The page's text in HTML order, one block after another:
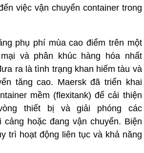
việc vận chuyển container trong
phụ phí mùa cao điểm trên một
và phân khúc hàng hóa nhất
ra là tình trạng khan hiếm tàu ​​và
tăng cao. Maersk đã triển khai
mềm (flexitank) để cải thiện
thiết bị và giải phóng các
cảng hoặc đang vận chuyển. Biện
trì hoạt động liên tục và khả năng